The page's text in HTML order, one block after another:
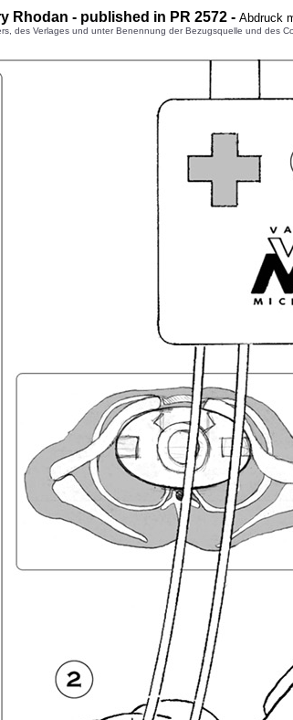
Rhodan - published in PR 2572 - Abdruck
des Verlages und unter Benennung der Bezugsquelle und des